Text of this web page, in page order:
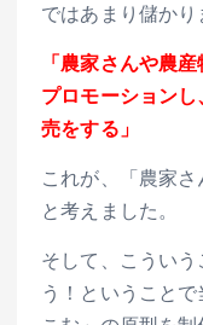
ではあまり儲かり
「農家さんや農
プロモーション
売をする」
これが、「農家
と考えました。
そして、こうい
う！ということ